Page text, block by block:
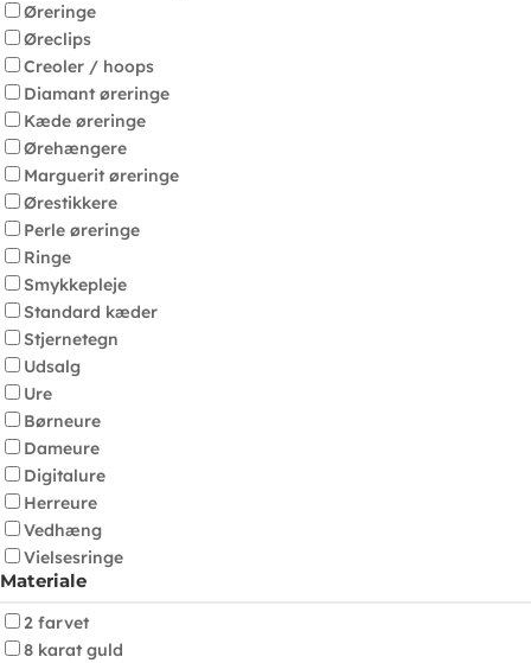
Øreringe
Øreclips
Creoler / hoops
Diamant øreringe
Kæde øreringe
Ørehængere
Marguerit øreringe
Ørestikkere
Perle øreringe
Ringe
Smykkepleje
Standard kæder
Stjernetegn
Udsalg
Ure
Børneure
Dameure
Digitalure
Herreure
Vedhæng
Vielsesringe
Materiale
2 farvet
8 karat guld